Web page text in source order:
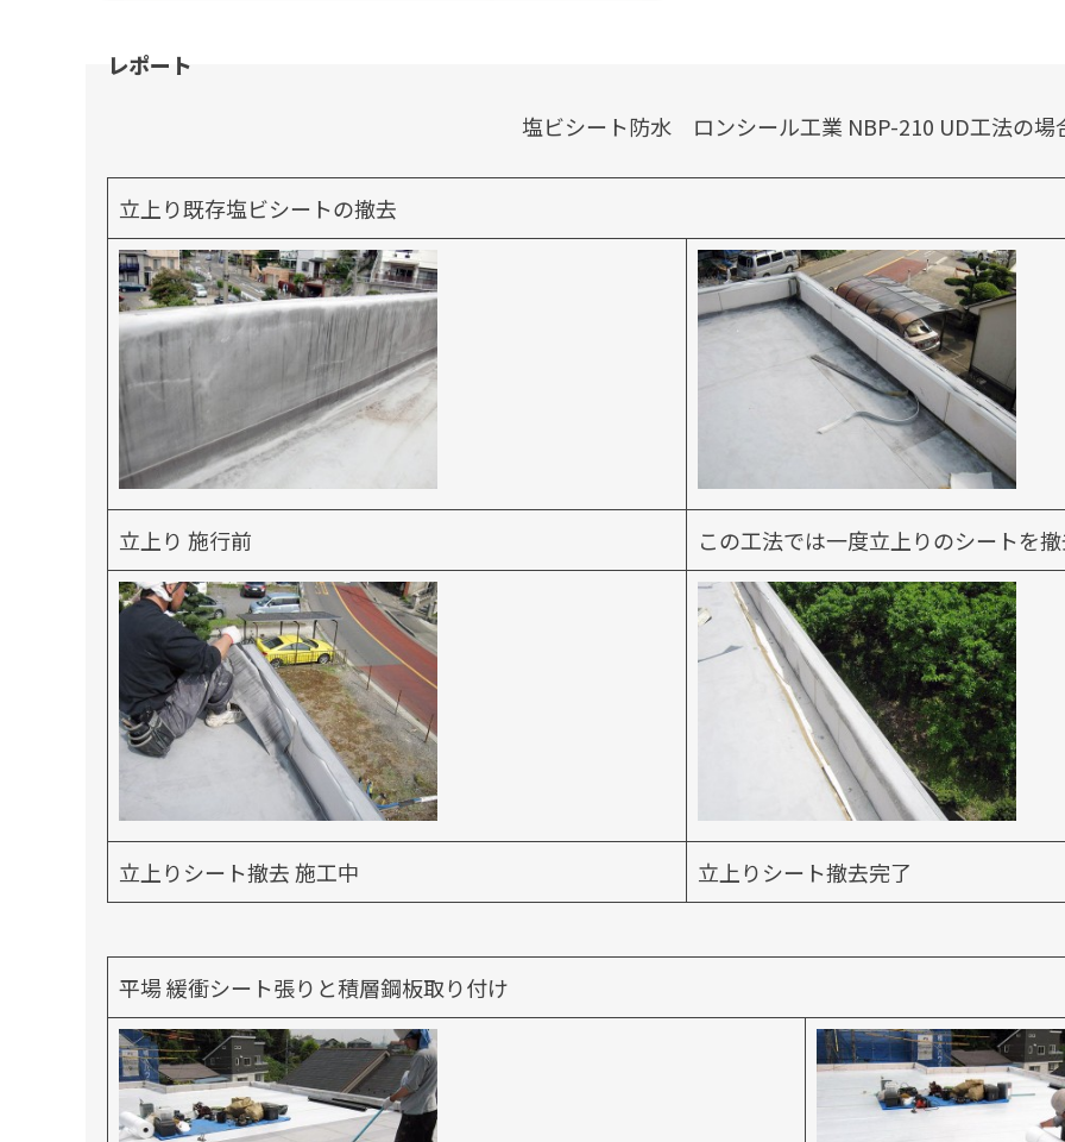
塩ビシート防水 ロンシール工業 NBP-210 UD工法の場
立上り既存塩ビシートの撤去
立上り 施行前 この工法では一度立上りのシートを
立上りシート撤去 施工中 立上りシート撤去完了
平場 緩衝シート張りと積層鋼板取り付け